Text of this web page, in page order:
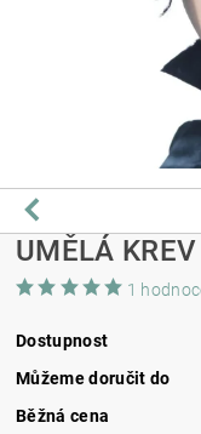
UMĚLÁ
1
Dostupnost
Můžeme doručit do
Běžná cena